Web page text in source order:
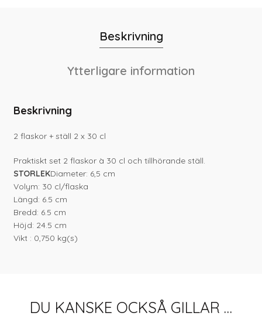
Beskrivning
Ytterligare information
Beskrivning
2 flaskor + ställ 2 x 30 cl
Praktiskt set 2 flaskor à 30 cl och tillhörande ställ.
STORLEKDiameter: 6,5 cm
Volym: 30 cl/flaska
Längd: 6.5 cm
Bredd: 6.5 cm
Höjd: 24.5 cm
Vikt : 0,750 kg(s)
DU KANSKE OCKSÅ GILLAR …